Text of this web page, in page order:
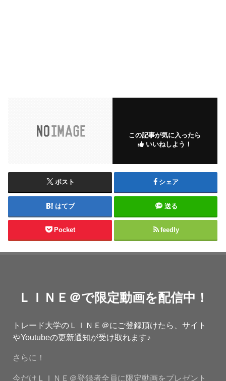
この記事が気に入ったら
いいねしよう！
ポスト シェア
はてブ 送る
Pocket feedly
ＬＩＮＥ＠で限定動画を配信中！
トレード大学のＬＩＮＥ＠にご登録頂けたら、サイト
やYoutubeの更新通知が受け取れます♪
さらに！
今だけＬＩＮＥ＠登録者全員に限定動画をプレゼント